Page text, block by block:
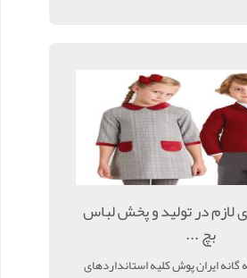
لازم در تولید و پخش لباس
بچ ...
ایران پوش کلیه استانداردهای